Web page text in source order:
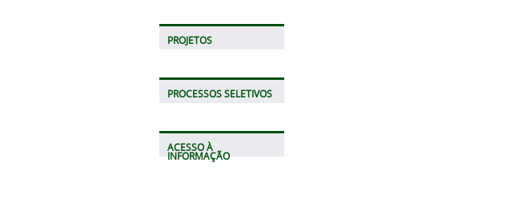
PROJETOS
PROCESSOS SELETIVOS
ACESSO À
INFORMAÇÃO